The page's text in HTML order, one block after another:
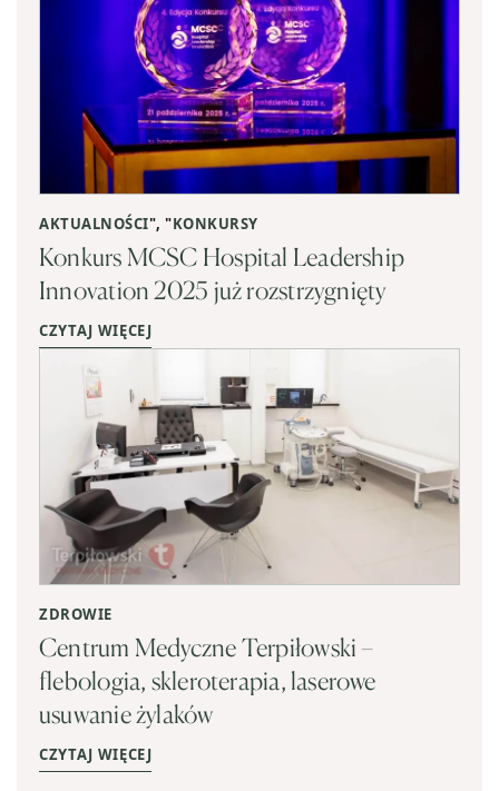
AKTUALNOŚCI", "KONKURSY
Konkurs MCSC Hospital Leadership
Innovation 2025 już rozstrzygnięty
CZYTAJ WIĘCEJ
ZDROWIE
Centrum Medyczne Terpiłowski –
flebologia, skleroterapia, laserowe
usuwanie żylaków
CZYTAJ WIĘCEJ